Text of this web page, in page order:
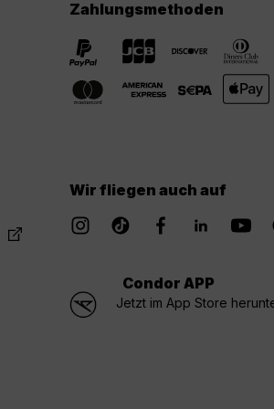
Zahlungsmethoden
Wir fliegen auch auf
Condor APP
Jetzt im App Store